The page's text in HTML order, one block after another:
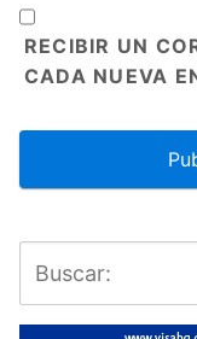
RECIBIR UN
CADA NUEVA